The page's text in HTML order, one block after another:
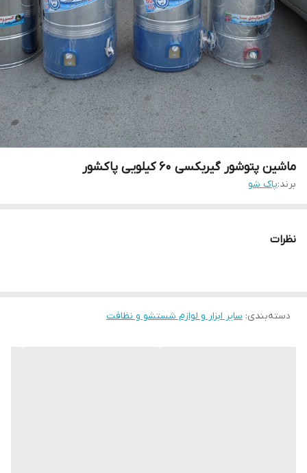
ماشین پتوشور گیربکسی ۶۰ کیلویی پاکشور
برند:پاک شو
نظرات
دسته‌بندی: سایر ابزار و لوازم شستشو و نظافت